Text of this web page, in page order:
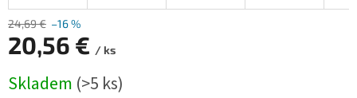
24,69 € –16 %
20,56 € / ks
cena:
Skladem (>5 ks)